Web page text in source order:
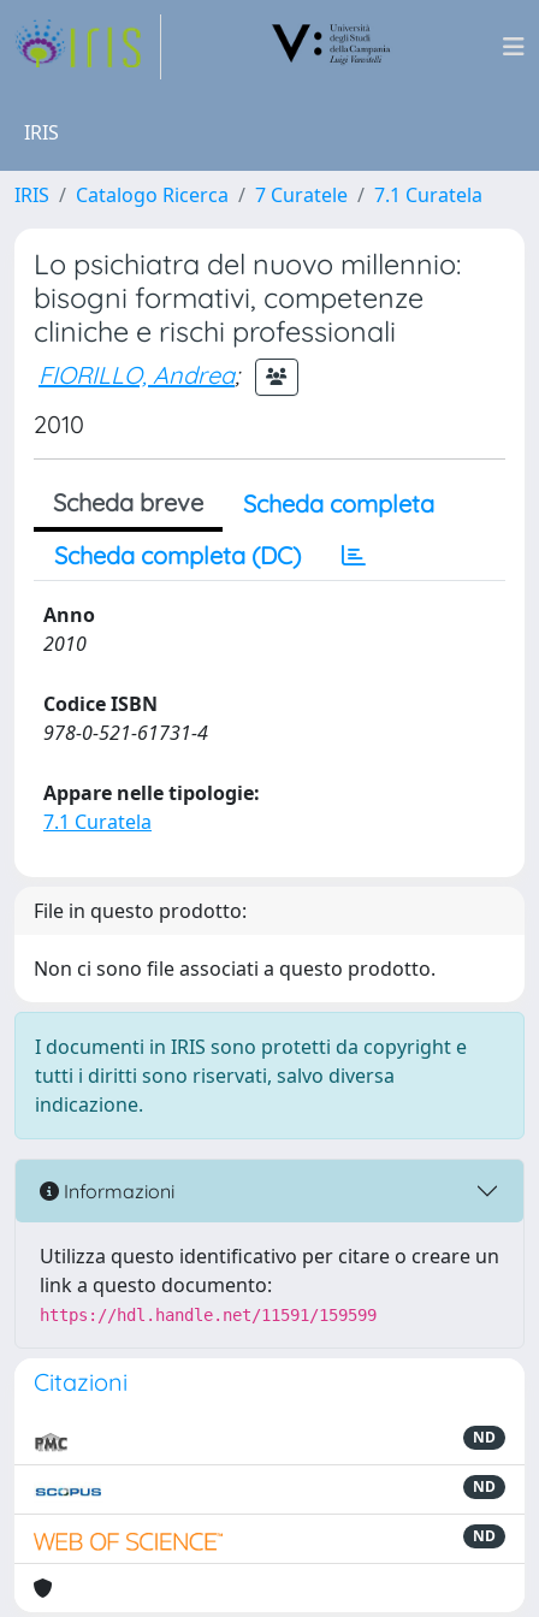
IRIS
IRIS Catalogo Ricerca 7 Curatele 7.1 Curatela
Lo psichiatra del nuovo millennio:
bisogni formativi, competenze
cliniche e rischi professionali
FIORILLO, Andrea;
2010
Scheda breve
Scheda completa
Scheda completa (DC)
Anno
2010
Codice ISBN
978-0-521-61731-4
Appare nelle tipologie:
7.1 Curatela
File in questo prodotto:
Non ci sono file associati a questo prodotto.
I documenti in IRIS sono protetti da copyright e
tutti i diritti sono riservati, salvo diversa
indicazione.
Informazioni
Utilizza questo identificativo per citare o creare un
link a questo documento:
https://hdl.handle.net/11591/159599
Citazioni
ND
ND
ND